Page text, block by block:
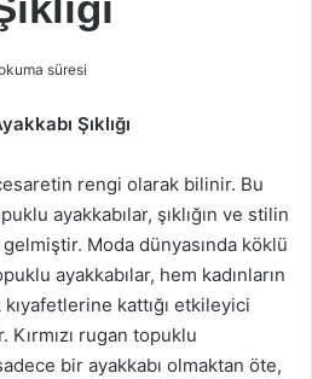
süresi
Şıklığı
rengi olarak bilinir. Bu
ayakkabılar, şıklığın ve stilin
Moda dünyasında köklü
ayakkabılar, hem kadınların
kattığı etkileyici
rugan topuklu
bir ayakkabı olmaktan öte,